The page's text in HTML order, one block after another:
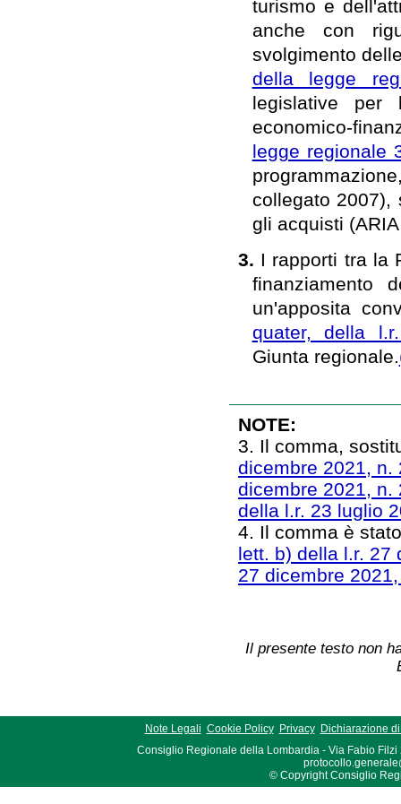
turismo e
anche con
svolgimento
della legge
legislative per
economico-
legge regionale
collegato 2007),
gli acquisti
3. I rapporti tra la
finanziamento
un'apposita
quater, della
Giunta regionale.
NOTE:
3. Il comma,
dicembre 2021, n.
dicembre 2021, n.
della l.r. 23 luglio
4. Il comma è
lett. b) della l.r. 27
27 dicembre
Il presente testo non
Note Legali Cookie Policy Privacy
Dichiarazione
Consiglio Regionale della Lombardia - Via Fabio Filzi
© Copyright Consiglio